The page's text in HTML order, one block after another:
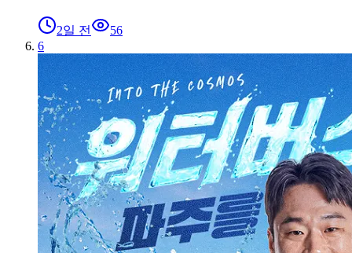
2일 전
56
6